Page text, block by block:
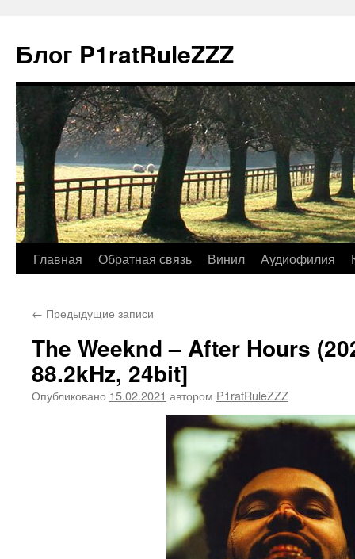
Блог P1ratRuleZZZ
Главная Обратная связь Винил Аудиофилия
← Предыдущие записи
The Weeknd – After Hours
88.2kHz, 24bit]
Опубликовано 15.02.2021 автором P1ratRuleZZZ